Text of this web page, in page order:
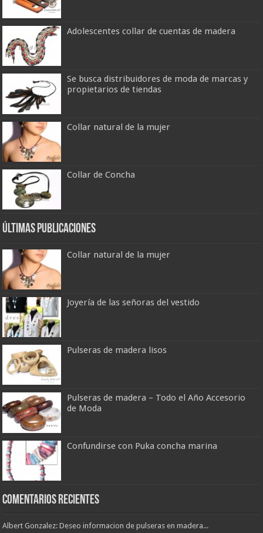
Adolescentes collar de cuentas de madera
Se busca distribuidores de moda de marcas y
propietarios de tiendas
Collar natural de la mujer
Collar de Concha
últimas publicaciones
Collar natural de la mujer
Joyería de las señoras del vestido
Pulseras de madera lisos
Pulseras de madera – Todo el Año Accesorio
de Moda
Confundirse con Puka concha marina
Comentarios Recientes
Albert Gonzalez: Deseo informacion de pulseras en madera...